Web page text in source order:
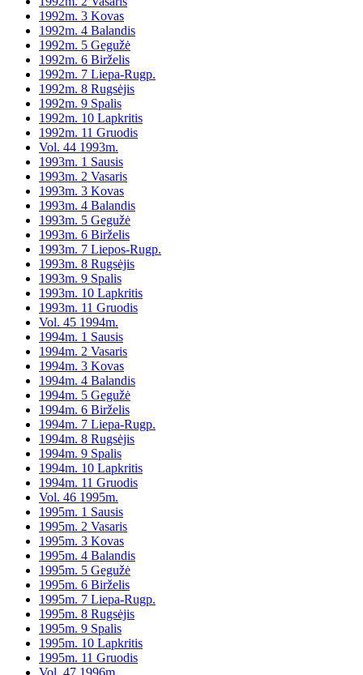
1992m. 3 Kovas
1992m. 4 Balandis
1992m. 5 Gegužė
1992m. 6 Birželis
1992m. 7 Liepa-Rugp.
1992m. 8 Rugsėjis
1992m. 9 Spalis
1992m. 10 Lapkritis
1992m. 11 Gruodis
Vol. 44 1993m.
1993m. 1 Sausis
1993m. 2 Vasaris
1993m. 3 Kovas
1993m. 4 Balandis
1993m. 5 Gegužė
1993m. 6 Birželis
1993m. 7 Liepos-Rugp.
1993m. 8 Rugsėjis
1993m. 9 Spalis
1993m. 10 Lapkritis
1993m. 11 Gruodis
Vol. 45 1994m.
1994m. 1 Sausis
1994m. 2 Vasaris
1994m. 3 Kovas
1994m. 4 Balandis
1994m. 5 Gegužė
1994m. 6 Birželis
1994m. 7 Liepa-Rugp.
1994m. 8 Rugsėjis
1994m. 9 Spalis
1994m. 10 Lapkritis
1994m. 11 Gruodis
Vol. 46 1995m.
1995m. 1 Sausis
1995m. 2 Vasaris
1995m. 3 Kovas
1995m. 4 Balandis
1995m. 5 Gegužė
1995m. 6 Birželis
1995m. 7 Liepa-Rugp.
1995m. 8 Rugsėjis
1995m. 9 Spalis
1995m. 10 Lapkritis
1995m. 11 Gruodis